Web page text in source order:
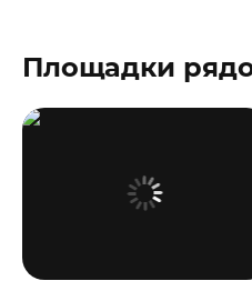
Площадки